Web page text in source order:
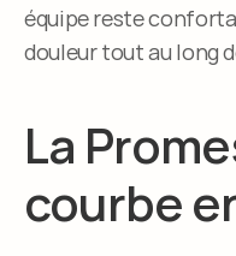
équipe reste
douleur tout au long
La
courbe